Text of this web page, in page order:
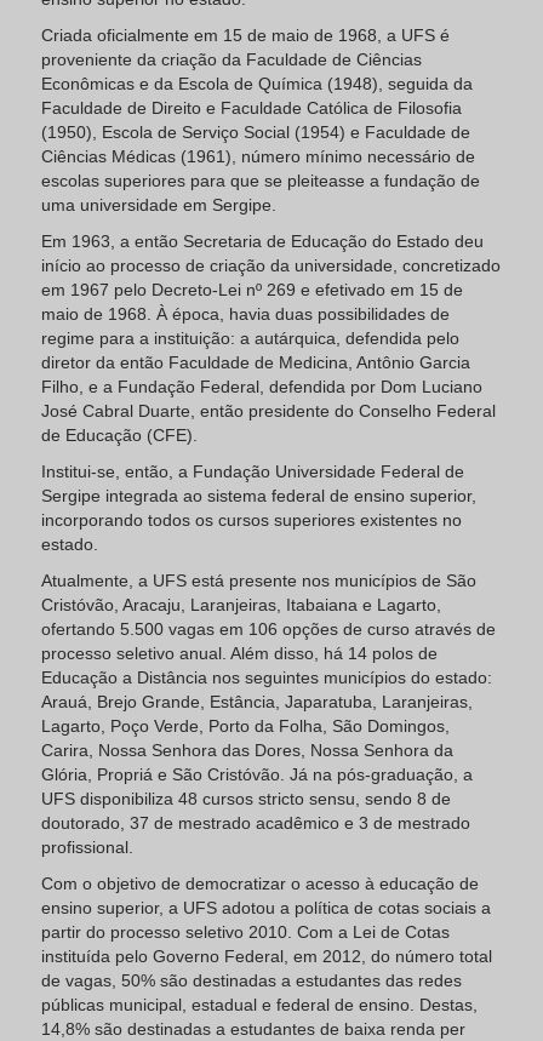
Criada oficialmente em 15 de maio de 1968, a UFS é
proveniente da criação da Faculdade de Ciências
Econômicas e da Escola de Química (1948), seguida da
Faculdade de Direito e Faculdade Católica de Filosofia
(1950), Escola de Serviço Social (1954) e Faculdade de
Ciências Médicas (1961), número mínimo necessário de
escolas superiores para que se pleiteasse a fundação de
uma universidade em Sergipe.
Em 1963, a então Secretaria de Educação do Estado deu
início ao processo de criação da universidade, concretizado
em 1967 pelo Decreto-Lei nº 269 e efetivado em 15 de
maio de 1968. À época, havia duas possibilidades de
regime para a instituição: a autárquica, defendida pelo
diretor da então Faculdade de Medicina, Antônio Garcia
Filho, e a Fundação Federal, defendida por Dom Luciano
José Cabral Duarte, então presidente do Conselho Federal
de Educação (CFE).
Institui-se, então, a Fundação Universidade Federal de
Sergipe integrada ao sistema federal de ensino superior,
incorporando todos os cursos superiores existentes no
estado.
Atualmente, a UFS está presente nos municípios de São
Cristóvão, Aracaju, Laranjeiras, Itabaiana e Lagarto,
ofertando 5.500 vagas em 106 opções de curso através de
processo seletivo anual. Além disso, há 14 polos de
Educação a Distância nos seguintes municípios do estado:
Arauá, Brejo Grande, Estância, Japaratuba, Laranjeiras,
Lagarto, Poço Verde, Porto da Folha, São Domingos,
Carira, Nossa Senhora das Dores, Nossa Senhora da
Glória, Propriá e São Cristóvão. Já na pós-graduação, a
UFS disponibiliza 48 cursos stricto sensu, sendo 8 de
doutorado, 37 de mestrado acadêmico e 3 de mestrado
profissional.
Com o objetivo de democratizar o acesso à educação de
ensino superior, a UFS adotou a política de cotas sociais a
partir do processo seletivo 2010. Com a Lei de Cotas
instituída pelo Governo Federal, em 2012, do número total
de vagas, 50% são destinadas a estudantes das redes
públicas municipal, estadual e federal de ensino. Destas,
14,8% são destinadas a estudantes de baixa renda per